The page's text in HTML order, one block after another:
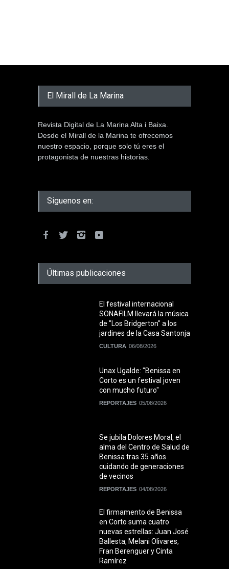
El Mirall de La Marina
Revista Digital de La Marina Alta i Baixa.
Desde el Mirall de la Marina te ofrecemos
nuestro espacio, porque solo tú eres el
protagonista de nuestras historias.
Siguenos en:
Últimas publicaciones
El festival internacional
SONAFILM llevará la música
de "Los Bridgerton" a los
jardines de la Casa Santonja
CULTURA 06/08/2026
Unax Ugalde: "Benissa en
Corto es un festival joven
con mucho futuro"
REPORTAJES 05/08/2026
Se jubila Dolores Moral, el
alma del Centro de Salud de
Benissa tras 35 años
cuidando de generaciones
de vecinos
REPORTAJES 04/08/2026
El firmamento de Benissa
en Corto suma cuatro
nuevas estrellas: Juan José
Ballesta, Melani Olivares,
Fran Berenguer y Cinta
Ramírez